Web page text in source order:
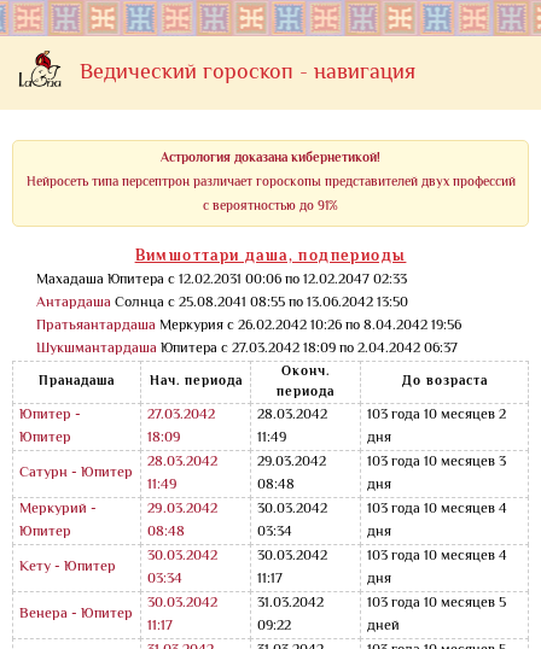
Ведический гороскоп - навигация
Астрология доказана кибернетикой!
Нейросеть типа персептрон различает гороскопы представителей двух профессий
с вероятностью до 91%
Вимшоттари даша, подпериоды
Махадаша Юпитера с 12.02.2031 00:06 по 12.02.2047 02:33
Антардаша Солнца с 25.08.2041 08:55 по 13.06.2042 13:50
Пратьяантардаша Меркурия с 26.02.2042 10:26 по 8.04.2042 19:56
Шукшмантардаша Юпитера с 27.03.2042 18:09 по 2.04.2042 06:37
Пранадаша Нач. периода
Оконч.
периода
До возраста
Юпитер -
Юпитер
27.03.2042
18:09
28.03.2042
11:49
103 года 10 месяцев 2
дня
Сатурн - Юпитер
28.03.2042
11:49
29.03.2042
08:48
103 года 10 месяцев 3
дня
Меркурий -
Юпитер
29.03.2042
08:48
30.03.2042
03:34
103 года 10 месяцев 4
дня
Кету - Юпитер
30.03.2042
03:34
30.03.2042
11:17
103 года 10 месяцев 4
дня
Венера - Юпитер
30.03.2042
11:17
31.03.2042
09:22
103 года 10 месяцев 5
дней